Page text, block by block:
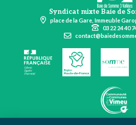
Syndicat mixte Baie de
place de la Gare, Immeuble
03 22 24 40